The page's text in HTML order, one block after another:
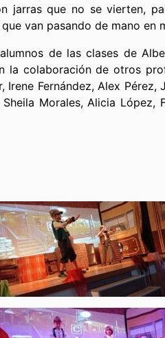
jarras que no se vierten,
van pasando de mano en
de las clases de
la colaboración de otros
Irene Fernández, Alex
Morales, Alicia López,